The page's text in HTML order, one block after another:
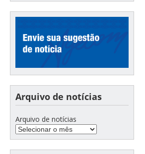
Arquivo de notícias
Arquivo de notícias